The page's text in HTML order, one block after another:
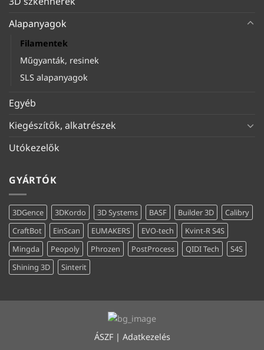
Alapanyagok
Filamentek
Műgyanták, resinek
SLS alapanyagok
Egyéb
Kiegészítők, alkatrészek
Utókezelők
GYÁRTÓK
3DGence 3DKordo 3D Systems BASF Builder 3D
Calibry
CraftBot
EinScan EUMAKERS EVO-tech
Kvint-R S4S
Mingda
Peopoly Phrozen PostProcess QIDI Tech
S4S
Shining 3D
Sinterit
ÁSZF| Adatkezelés